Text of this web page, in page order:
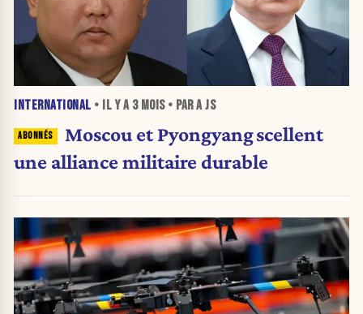
INTERNATIONAL • IL Y A 3 MOIS• PAR A JS
Moscou et Pyongyang scellent
une alliance militaire durable